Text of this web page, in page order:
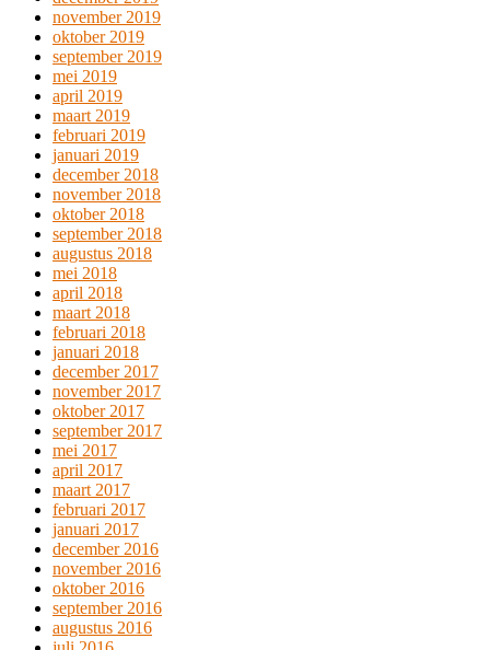
november 2019
oktober 2019
september 2019
mei 2019
april 2019
maart 2019
februari 2019
januari 2019
december 2018
november 2018
oktober 2018
september 2018
augustus 2018
mei 2018
april 2018
maart 2018
februari 2018
januari 2018
december 2017
november 2017
oktober 2017
september 2017
mei 2017
april 2017
maart 2017
februari 2017
januari 2017
december 2016
november 2016
oktober 2016
september 2016
augustus 2016